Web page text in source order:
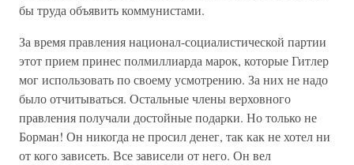
бы труда объявить коммунистами.
За время правления национал-социалистической партии
этот прием принес полмиллиарда марок, которые Гитлер
мог использовать по своему усмотрению. За них не надо
было отчитываться. Остальные члены верховного
правления получали достойные подарки. Но только не
Борман! Он никогда не просил денег, так как не хотел ни
от кого зависеть. Все зависели от него. Он вел